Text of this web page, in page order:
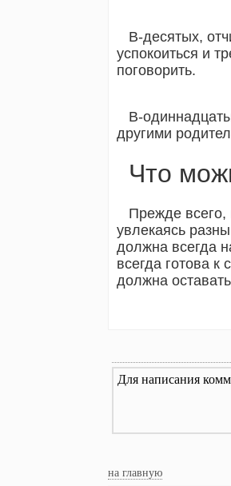
В-десятых,
успокоиться и
поговорить.
В-
другими
Что
Прежде всего,
увлекаясь
должна всегда
всегда готова
должна
Для написания
на главную